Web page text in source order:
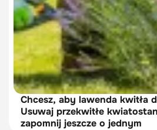
Chcesz, aby lawenda kwitła
Usuwaj przekwitłe
zapomnij jeszcze o jednym